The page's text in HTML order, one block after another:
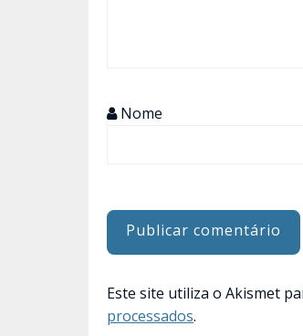
Nome
Este site utiliza o Akismet
processados.